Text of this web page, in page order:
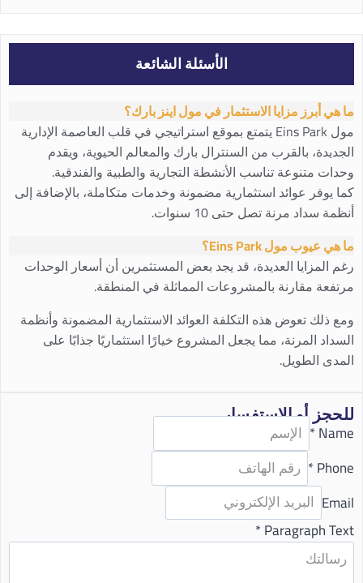
الأسئلة الشائعة
ما هي أبرز مزايا الاستثمار في مول اينز بارك؟
مول Eins Park يتمتع بموقع استراتيجي في قلب العاصمة الإدارية
الجديدة، بالقرب من السنترال بارك والمعالم الحيوية، ويقدم
وحدات متنوعة تناسب الأنشطة التجارية والطبية والفندقية.
كما يوفر عوائد استثمارية مضمونة وخدمات متكاملة، بالإضافة إلى
أنظمة سداد مرنة تصل حتى 10 سنوات.
ما هي عيوب مول Eins Park؟
رغم المزايا العديدة، قد يجد بعض المستثمرين أن أسعار الوحدات
مرتفعة مقارنة بالمشروعات المماثلة في المنطقة.
ومع ذلك تعوض هذه التكلفة العوائد الاستثمارية المضمونة وأنظمة
السداد المرنة، مما يجعل المشروع خيارًا استثماريًا جذابًا على
المدى الطويل.
للحجز أو الاستفسار
Name
*
Phone
*
Email
Paragraph Text
*